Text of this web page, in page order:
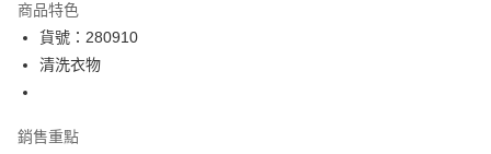
Apple Pay
街口支付
商品特色
貨號：280910
清洗衣物
銷售重點